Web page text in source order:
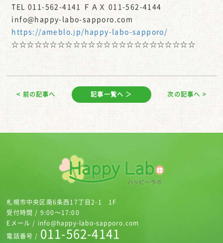
TEL 011-562-4141 ＦＡＸ 011-562-4144
info@happy-labo-sapporo.com
https://ameblo.jp/happy-labo-sapporo/
☆☆☆☆☆☆☆☆☆☆☆☆☆☆☆☆☆☆☆☆☆☆☆☆
< 前の記事へ 記事一覧へ ＞ 次の記事へ >
札幌市中央区南6条西17丁目2-1 1F
受付時間 / 9:00～17:00
Eメール / info@happy-labo-sapporo.com
電話番号 / 011-562-4141